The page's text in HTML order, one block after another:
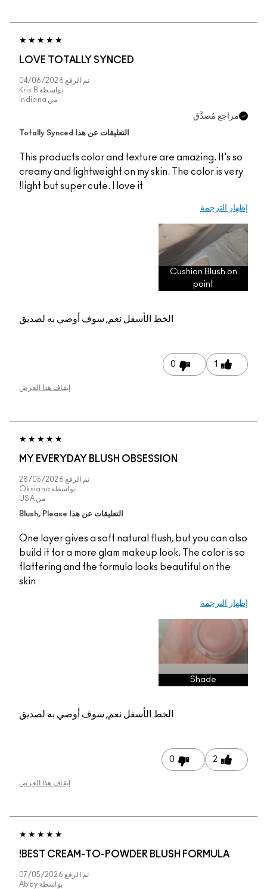
LOVE TOTALLY SYNCED
04/06/2026
Kris B
Indiana
مُصدَّق
التعليقات عن هذا Totally Synced
This products color and texture are amazing. It's
creamy and lightweight on my skin. The color is
light but super cute. I love it!
الترجمة
Cushion Blush
الخط الأسفلنعم, سوف أوصي به لصديق
1
0
إيقاف هذا العرض
MY EVERYDAY BLUSH OBSESSION
28/05/2026
Oksiana
التعليقات عن هذا Blush, Please
One layer gives a soft natural flush, but you can
build it for a more glam makeup look. The color is
flattering and the formula looks beautiful on the
الترجمة
الخط الأسفلنعم, سوف أوصي به لصديق
2
0
إيقاف هذا العرض
BEST CREAM-TO-POWDER BLUSH FORMULA!
07/05/2026
Abby